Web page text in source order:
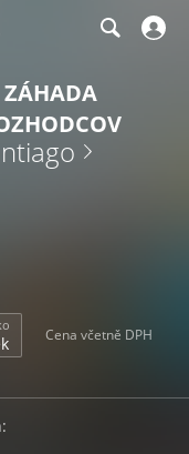
ZÁHADA
Cena včetně DPH